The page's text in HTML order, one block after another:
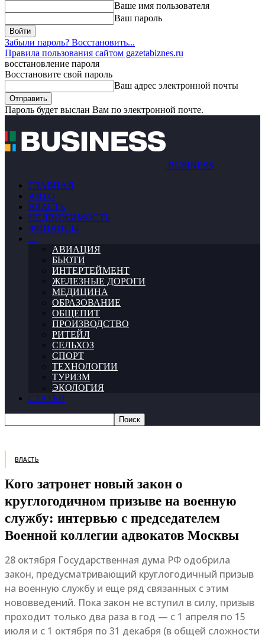
Ваше имя пользователя
Ваш пароль
Забыли пароль? Восстановить...
Правила пользования сайтом gazetabiznes.ru
восстановление пароля
Восстановите свой пароль
Ваш адрес электронной почты
Пароль будет выслан Вам по электронной почте.
BUSINESS
ГЛАВНАЯ
АВТО
ВЛАСТЬ
НЕДВИЖИМОСТЬ
ФИНАНСЫ
…
АВИАЦИЯ
БЬЮТИ
ИНТЕРТЕЙМЕНТ
ЖЕЛЕЗНЫЕ ДОРОГИ
МЕДИЦИНА
ОБРАЗОВАНИЕ
ОБЩЕПИТ
ПРОИЗВОДСТВО
РИТЕЙЛ
СЕЛЬХОЗ
СПОРТ
ТЕХНОЛОГИИ
ТУРИЗМ
ЭКОЛОГИЯ
СТАТЬИ
ВЛАСТЬ
Кого затронет новый закон о
круглогодичном призыве на военную
службу: интервью с председателем
Военной коллегии адвокатов Москвы
28 октября Государственная дума РФ одобрила
закон, предусматривающий круглогодичный призыв
на военную службу и еще ряд связанных с этим
нововведений. Пока закон не вступил в силу, призыв
проходит только два раза в год — с 1 апреля по 15
июля и с 1 октября по 31 декабря (в общей сложности